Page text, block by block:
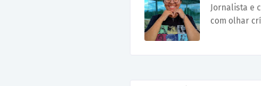
Jornalista e
com olhar